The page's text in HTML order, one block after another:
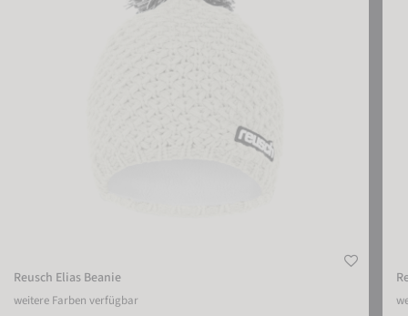
Reusch Elias Beanie
weitere Farben verfügbar